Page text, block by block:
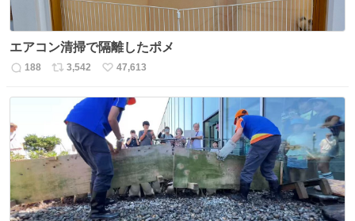
エアコン清掃で隔離したポメ
返
188
リ
数
3,542
い
ね
数
47,613